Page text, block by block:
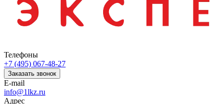
Телефоны
+7 (495) 067-48-27
Заказать звонок
E-mail
info@1lkz.ru
Адрес